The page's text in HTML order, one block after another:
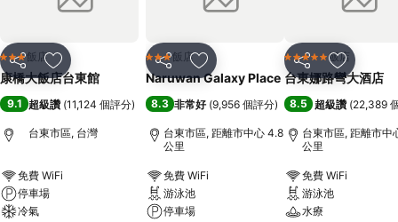
分享 加入我的最愛
3 星級飯店
康橋大飯店台東館
9.1 超級讚 (11,124 個評分)
台東市區, 台灣
免費 WiFi
停車場
冷氣
分享 加入我的最愛
3 星級飯店
Naruwan Galaxy Place
8.3 非常好 (9,956 個評分)
台東市區, 距離市中心 4.8
公里
免費 WiFi
游泳池
停車場
分享 加入我的
5 星級 飯店
台東娜路彎大酒店
8.5 超級讚 (22,389
台東市區, 距離市中
公里
免費 WiFi
游泳池
水療